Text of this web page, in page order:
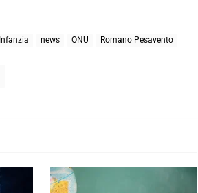
Infanzia news ONU Romano Pesavento